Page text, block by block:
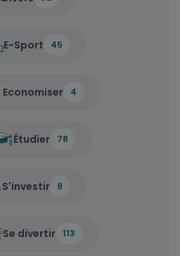
E-Sport 45
Economiser 4
Étudier 78
S'investir 9
Se divertir 113